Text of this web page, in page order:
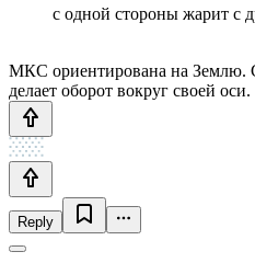
с одной стороны жарит с
МКС ориентирована на Землю.
делает оборот вокруг своей оси.
Reply